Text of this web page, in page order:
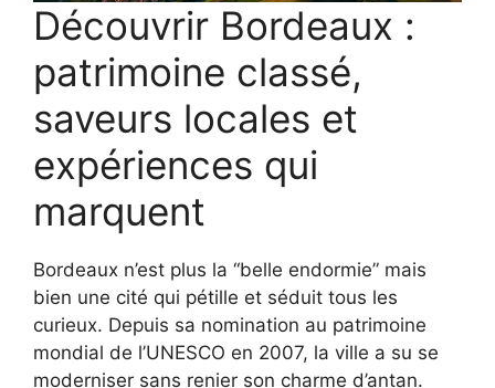
Découvrir Bordeaux :
patrimoine classé,
saveurs locales et
expériences qui
marquent
Bordeaux n’est plus la “belle endormie” mais
bien une cité qui pétille et séduit tous les
curieux. Depuis sa nomination au patrimoine
mondial de l’UNESCO en 2007, la ville a su se
moderniser sans renier son charme d’antan.